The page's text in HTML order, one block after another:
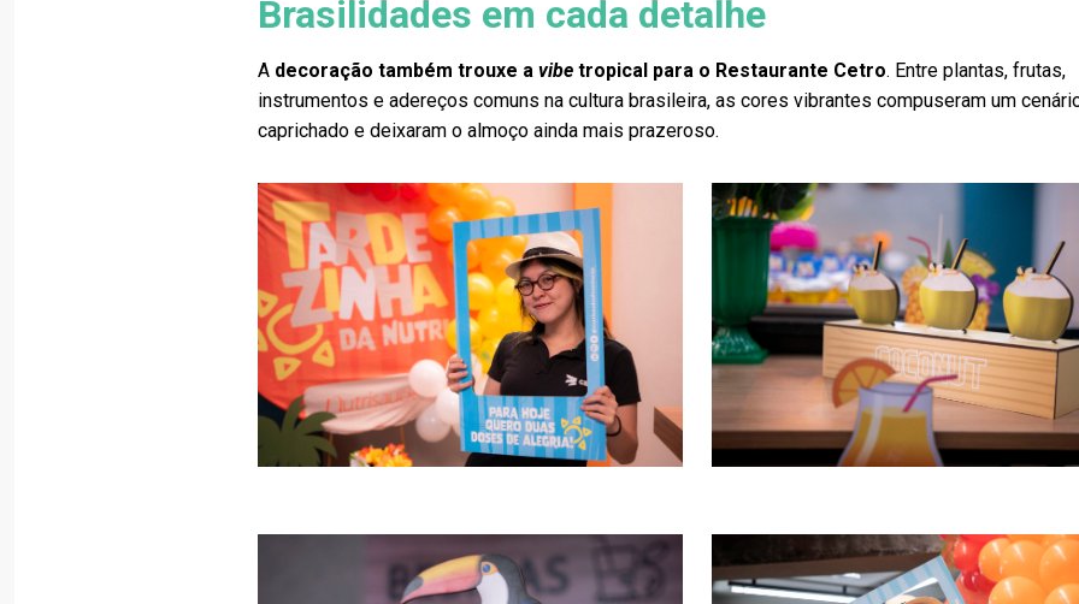
Brasilidades em cada detalhe
A decoração também trouxe avibetropical para o Restaurante Cetro. Entre plantas, frutas,
instrumentos e adereços comuns na cultura brasileira, as cores vibrantes compuseram um
caprichado e deixaram o almoço ainda mais prazeroso.